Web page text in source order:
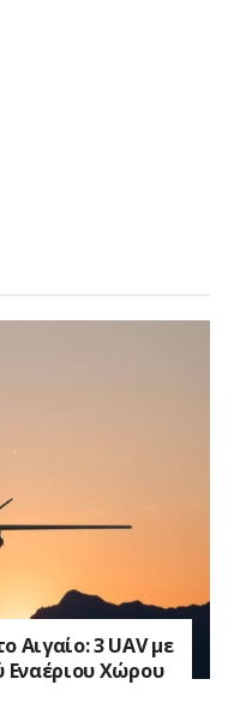
Αιγαίο: 3 UAV με
Εναέριου Χώρου